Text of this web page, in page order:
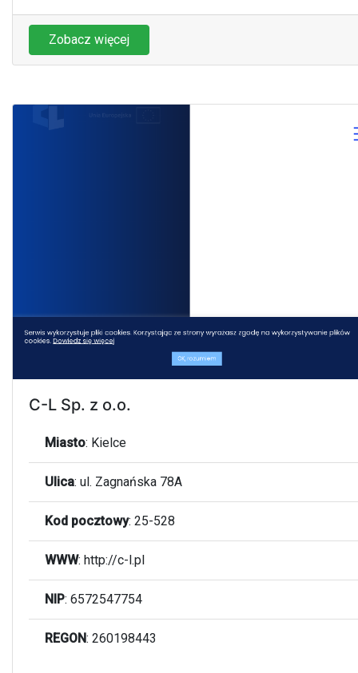
Zobacz więcej
C-L Sp. z o.o.
Miasto: Kielce
Ulica: ul. Zagnańska 78A
Kod pocztowy: 25-528
WWW: http://c-l.pl
NIP: 6572547754
REGON: 260198443